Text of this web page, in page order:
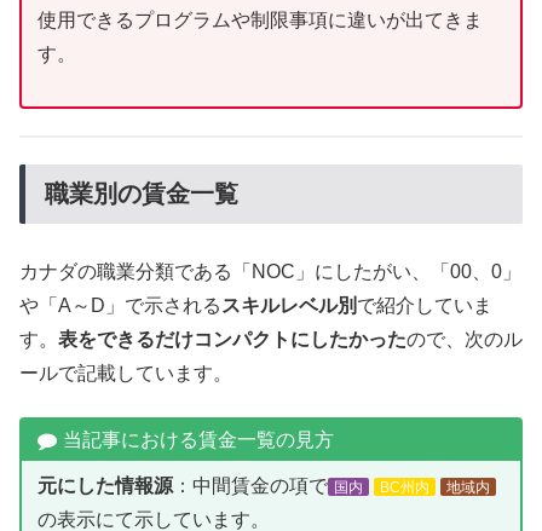
使用できるプログラムや制限事項に違いが出てきま
す。
職業別の賃金一覧
カナダの職業分類である「NOC」にしたがい、「00、0」
や「A～D」で示される スキルレベル別 で紹介していま
す。 表をできるだけコンパクトにしたかったので、次のル
ールで記載しています。
当記事における賃金一覧の見方
元にした情報源：中間賃金の項で 国内 BC州内 地域内
の表示にて示しています。